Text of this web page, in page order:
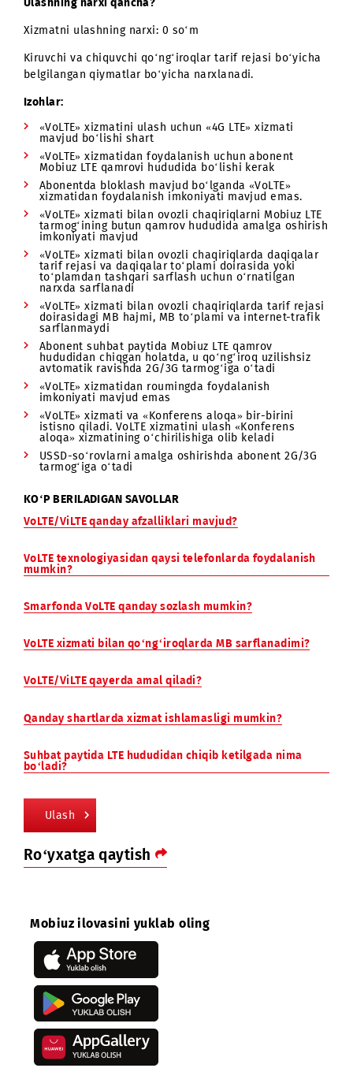
Yuridik shaxslar:
menejer orqali ulash imkoniyati mavjud.
Qanday ulash mumkin?
Xizmatni Mobiuz mobil ilovasida ulash imkoniyati
Ulashning narxi qancha?
Xizmatni ulashning narxi: 0 so‘m
Kiruvchi va chiquvchi qo‘ng‘iroqlar tarif rejasi
belgilangan qiymatlar bo‘yicha narxlanadi.
Izohlar:
«VoLTE» xizmatini ulash uchun «4G LTE» xizmati
mavjud bo‘lishi shart
«VoLTE» xizmatidan foydalanish uchun abonent
Mobiuz LTE qamrovi hududida bo‘lishi kerak
Abonentda bloklash mavjud bo‘lganda «VoLTE»
xizmatidan foydalanish imkoniyati mavjud emas.
«VoLTE» xizmati bilan ovozli chaqiriqlarni Mobiuz
tarmog‘ining butun qamrov hududida amalga
imkoniyati mavjud
«VoLTE» xizmati bilan ovozli chaqiriqlarda
tarif rejasi va daqiqalar to‘plami doirasida yoki
to‘plamdan tashqari sarflash uchun o‘rnatilgan
narxda sarflanadi
sarflanmaydi
Abonent suhbat paytida Mobiuz LTE qamrov
«VoLTE» xizmatidan roumingda foydalanish
imkoniyati mavjud emas
«VoLTE» xizmati va «Konferens aloqa» bir-birini
istisno qiladi. VoLTE xizmatini ulash «Konferens
USSD-so‘rovlarni amalga oshirishda abonent 2G/3G
VoLTE/ViLTE qanday afzalliklari mavjud?
VoLTE texnologiyasidan qaysi telefonlarda foydalanish
mumkin?
Smarfonda VoLTE qanday sozlash mumkin?
VoLTE xizmati bilan qo‘ng‘iroqlarda MB sarflanadimi?
Suhbat paytida LTE hududidan chiqib ketilgada nima
bo‘ladi?
Ulash